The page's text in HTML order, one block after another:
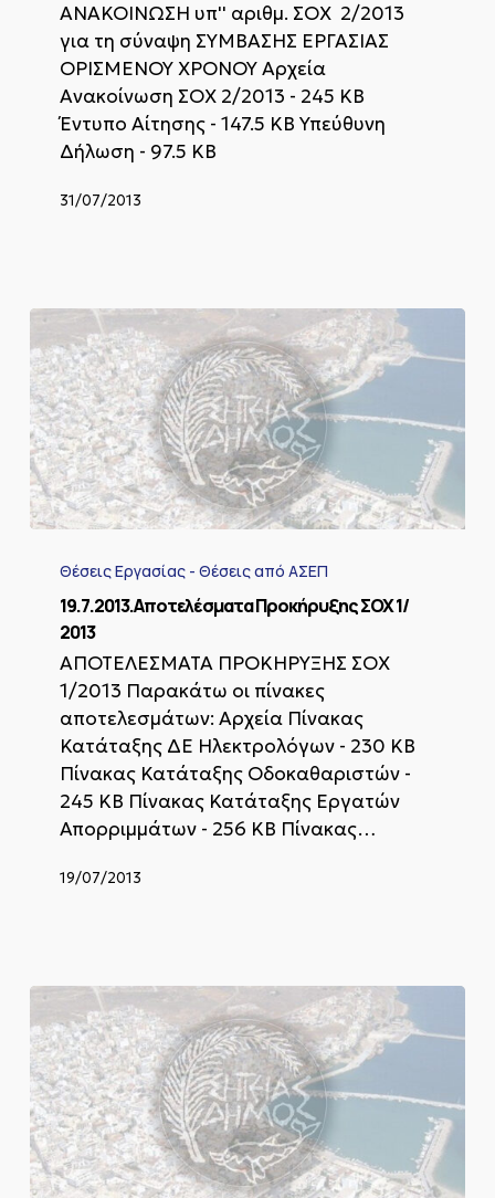
σύναψη
ΣΥΜΒΑΣΗΣ
ΕΡΓΑΣΙΑΣ
ΟΡΙΣΜΕΝΟΥ
ΧΡΟΝΟΥ
ΑΝΑΚΟΙΝΩΣΗ υπ'' αριθμ. ΣΟΧ 2/2013
για τη σύναψη ΣΥΜΒΑΣΗΣ ΕΡΓΑΣΙΑΣ
ΟΡΙΣΜΕΝΟΥ ΧΡΟΝΟΥ Αρχεία
Ανακοίνωση ΣΟΧ 2/2013 - 245 KB
Έντυπο Αίτησης - 147.5 KB Υπεύθυνη
Δήλωση - 97.5 KB
31/07/2013
Προκήρυξης
ΣΟΧ
2013
Θέσεις Εργασίας - Θέσεις από ΑΣΕΠ
19.7.2013.Αποτελέσματα Προκήρυξης ΣΟΧ 1/
2013
ΑΠΟΤΕΛΕΣΜΑΤΑ ΠΡΟΚΗΡΥΞΗΣ ΣΟΧ
1/2013 Παρακάτω οι πίνακες
αποτελεσμάτων: Αρχεία Πίνακας
Κατάταξης ΔΕ Ηλεκτρολόγων - 230 KB
Πίνακας Κατάταξης Οδοκαθαριστών -
245 KB Πίνακας Κατάταξης Εργατών
Απορριμμάτων - 256 KB Πίνακας…
19/07/2013